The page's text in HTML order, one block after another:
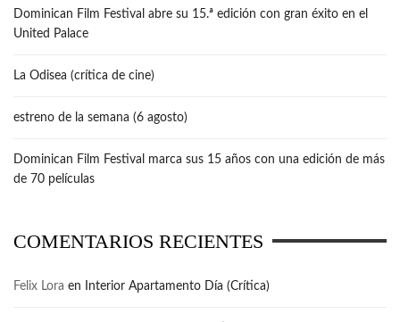
Dominican Film Festival abre su 15.ª edición con gran éxito en el
United Palace
La Odisea (crítica de cine)
estreno de la semana (6 agosto)
Dominican Film Festival marca sus 15 años con una edición de más
de 70 películas
COMENTARIOS RECIENTES
Felix Lora en Interior Apartamento Día (Crítica)